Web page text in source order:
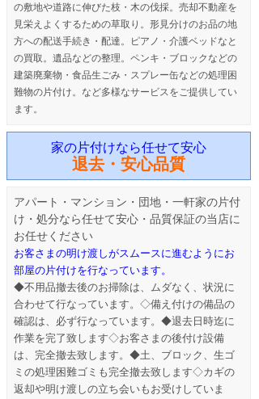
の敷地や道路に伸びた枝・木の伐採。売却不動産を
見栄えよくするための草取り。形見分けのお品の地
方への配送手続き・配達。ピアノ・介護ベッドなと
の買取。遺品などの整理。ペンキ・ブロックなどの
建築廃棄物・食品生ごみ・スプレー缶などの処理困
難物の片付け。など多様なサービスをご提供してい
ます。
家の片付けなら任せて安心
退去・安心品質
アパート・マンション・団地・一軒家の片付
け・処分なら任せて安心・品質保証の当店に
お任せください
お客さまの明け渡しがスムースに進むようにお
部屋の片付けを行なっています。
◆不用品撤去後のお掃除は、ムダなく、状況に
合わせて行なっています。◇備え付けの備品の
確認は、必ず行なっています。◆退去日時迄に
作業を完了致します◇お客さまの後付け設備
は、完全撤去致します。◆土、ブロック、生ゴ
ミの処理困難ゴミも完全撤去致します◇カギの
返却や明け渡しの立ち会いもお受けしていま